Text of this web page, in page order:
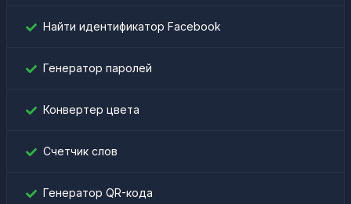
Найти идентификатор Facebook
Генератор паролей
Конвертер цвета
Счетчик слов
Генератор QR-кода